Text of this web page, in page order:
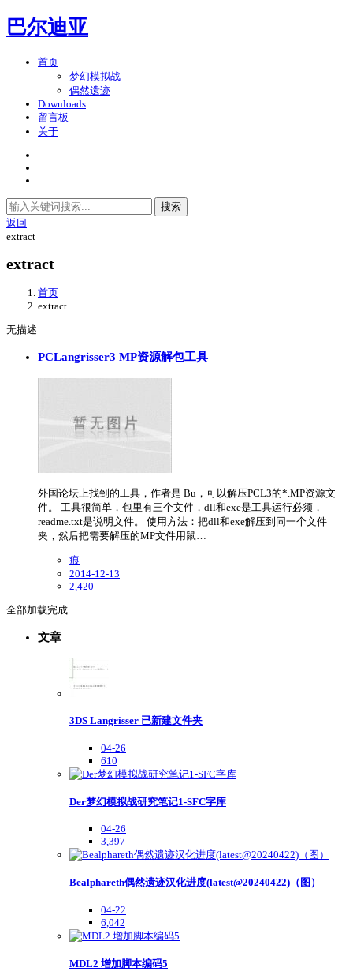
巴尔迪亚
首页
梦幻模拟战
偶然遗迹
Downloads
留言板
关于
搜索
返回
extract
extract
首页
extract
无描述
PCLangrisser3 MP资源解包工具
外国论坛上找到的工具，作者是 Bu，可以解压PCL3的*.MP资源文
件。 工具很简单，包里有三个文件，dll和exe是工具运行必须，
readme.txt是说明文件。 使用方法：把dll和exe解压到同一个文件
夹，然后把需要解压的MP文件用鼠…
痕
2014-12-13
2,420
全部加载完成
文章
3DS Langrisser 已新建文件夹
04-26
610
Der梦幻模拟战研究笔记1-SFC字库
04-26
3,397
Bealphareth偶然遗迹汉化进度(latest@20240422)（图）
04-22
6,042
MDL2 增加脚本编码5